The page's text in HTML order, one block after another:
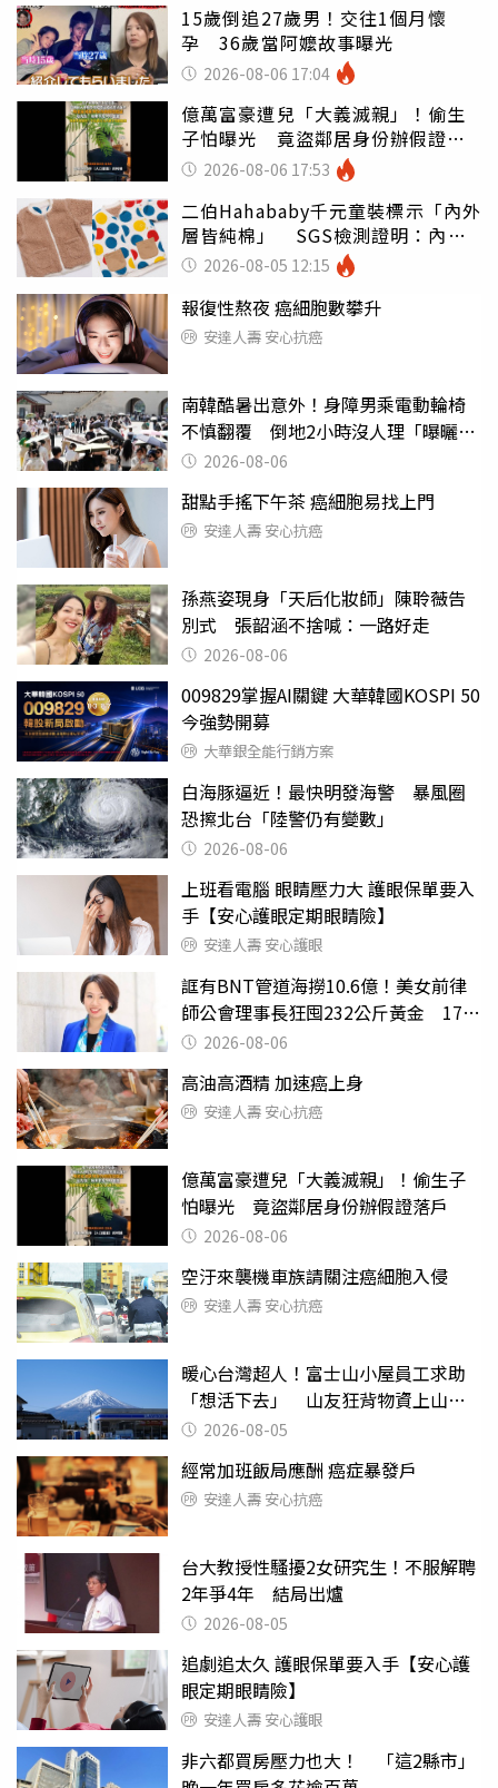
15歲倒追27歲男！交往1個月懷
孕 36歲當阿嬤故事曝光
2026-08-06 17:04
億萬富豪遭兒「大義滅親」！偷生
子怕曝光 竟盜鄰居身份辦假證落
戶 2026-08-06 17:53
二伯Hahababy千元童裝標示「內外
層皆純棉」 SGS檢測證明：內裡
100%聚酯纖維
2026-08-05 12:15
報復性熬夜 癌細胞數攀升
安達人壽 安心抗癌
南韓酷暑出意外！身障男乘電動輪椅
不慎翻覆 倒地2小時沒人理「曝曬
亡」2026-08-06
甜點手搖下午茶 癌細胞易找上門
安達人壽 安心抗癌
孫燕姿現身「天后化妝師」陳聆薇告
別式 張韶涵不捨喊：一路好走
2026-08-06
009829掌握AI關鍵 大華韓國KOSPI 50
今強勢開募
大華銀全能行銷方案
白海豚逼近！最快明發海警 暴風圈
恐擦北台「陸警仍有變數」
2026-08-06
上班看電腦 眼睛壓力大 護眼保單要入
手【安心護眼定期眼睛險】
安達人壽 安心護眼
誆有BNT管道海撈10.6億！美女前律
師公會理事長狂囤232公斤黃金 17人
遭起訴
2026-08-06
高油高酒精 加速癌上身
安達人壽 安心抗癌
億萬富豪遭兒「大義滅親」！偷生子
怕曝光 竟盜鄰居身份辦假證落戶
2026-08-06
空汙來襲機車族請關注癌細胞入侵
安達人壽 安心抗癌
暖心台灣超人！富士山小屋員工求助
「想活下去」 山友狂背物資上山：
台灣真的是寶島
2026-08-05
經常加班飯局應酬 癌症暴發戶
安達人壽 安心抗癌
台大教授性騷擾2女研究生！不服解聘
2年爭4年 結局出爐
2026-08-05
追劇追太久 護眼保單要入手【安心護
眼定期眼睛險】
安達人壽 安心護眼
非六都買房壓力也大！ 「這2縣市」